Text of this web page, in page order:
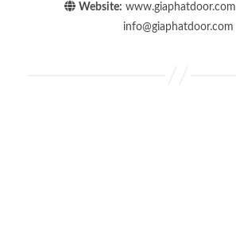
Website: www.giaphatdoor.com
info@giaphatdoor.com